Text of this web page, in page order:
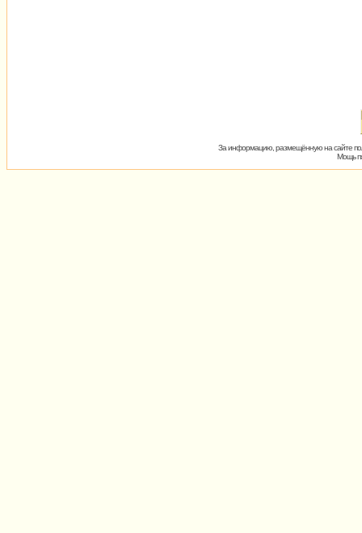
За информацию, размещённую на сайте
Мощь